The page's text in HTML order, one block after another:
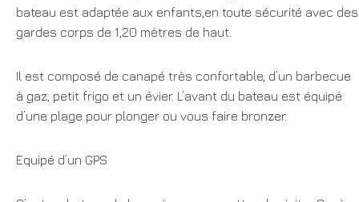
bateau est adaptée aux enfants,en toute sécurité avec des
gardes corps de 1,20 mètres de haut.
Il est composé de canapé très confortable, d’un barbecue
à gaz, petit frigo et un évier. L’avant du bateau est équipé
d’une plage pour plonger ou vous faire bronzer.
Equipé d’un GPS